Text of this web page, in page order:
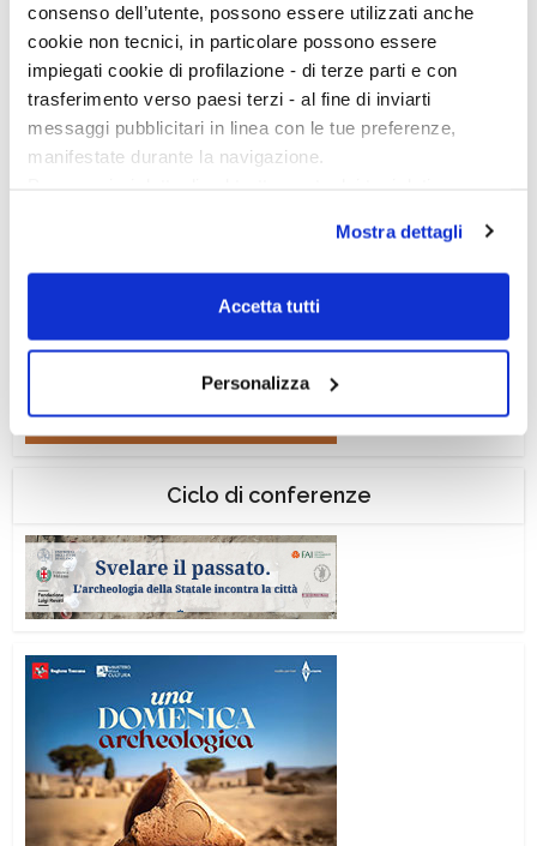
consenso dell’utente, possono essere utilizzati anche
cookie non tecnici, in particolare possono essere
impiegati cookie di profilazione - di terze parti e con
trasferimento verso paesi terzi - al fine di inviarti
messaggi pubblicitari in linea con le tue preferenze,
manifestate durante la navigazione.
scelte privacy sui cookie, ti invitiamo a prendere visione
dell’informativa cookie.
Chiudendo il banner tramite la “X” prosegui la
dei soli cookie tecnici. Selezionando “Accetta tutti” presti
il tuo consenso alla profilazione che potrai revocare in
ogni momentoRevoca
Mostra dettagli
Accetta tutti
Personalizza
Ciclo di conferenze